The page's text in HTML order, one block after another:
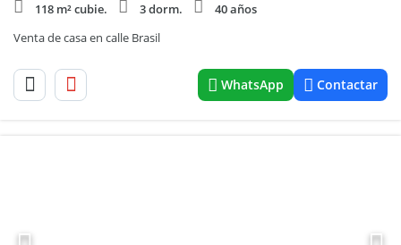
118 m² cubie.
3 dorm.
40 años
Venta de casa en calle Brasil
WhatsApp Contactar